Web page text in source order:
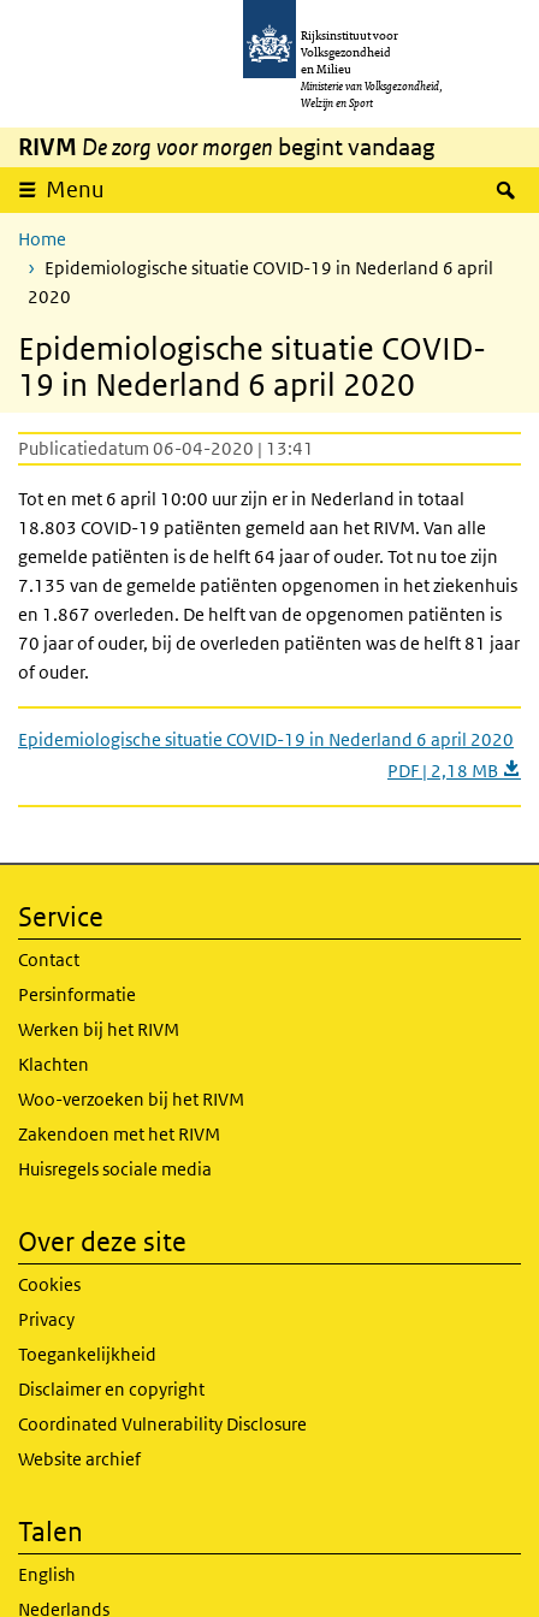
Overslaan en naar de inhoud gaan
Rijksinstituut voor
Volksgezondheid
en Milieu
Ministerie van Volksgezondheid,
Welzijn en Sport
RIVM De zorg voor morgen begint vandaag
Menu
Home
Epidemiologische situatie COVID-19 in Nederland 6 april
2020
Epidemiologische situatie COVID-
19 in Nederland 6 april 2020
Publicatiedatum 06-04-2020 | 13:41
Tot en met 6 april 10:00 uur zijn er in Nederland in totaal
18.803 COVID-19 patiënten gemeld aan het RIVM. Van alle
gemelde patiënten is de helft 64 jaar of ouder. Tot nu toe zijn
7.135 van de gemelde patiënten opgenomen in het ziekenhuis
en 1.867 overleden. De helft van de opgenomen patiënten is
70 jaar of ouder, bij de overleden patiënten was de helft 81 jaar
of ouder.
Epidemiologische situatie COVID-19 in Nederland 6 april 2020
PDF | 2,18 MB
Service
Contact
Persinformatie
Werken bij het RIVM
Klachten
Woo-verzoeken bij het RIVM
Zakendoen met het RIVM
Huisregels sociale media
Over deze site
Cookies
Privacy
Toegankelijkheid
Disclaimer en copyright
Coordinated Vulnerability Disclosure
Website archief
Talen
English
Nederlands